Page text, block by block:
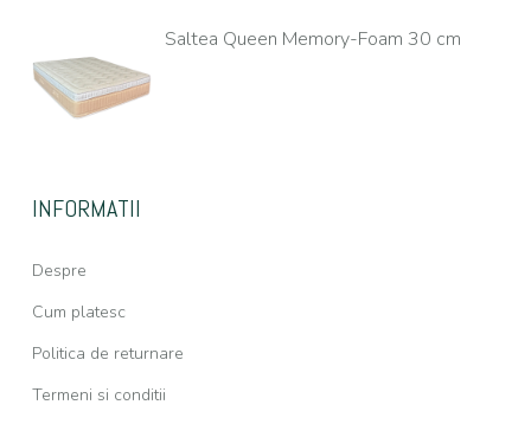
Saltea Queen Memory-Foam 30 cm
INFORMATII
Despre
Cum platesc
Politica de returnare
Termeni si conditii